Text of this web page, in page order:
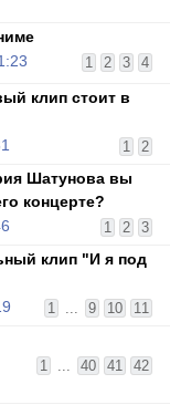
1 2 3 4
клип стоит в
1 2
Шатунова вы
концерте?
1 2 3
клип "И я под
1 ... 9 10 11
1 ... 40 41 42